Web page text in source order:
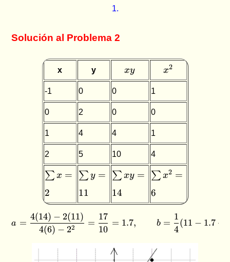
1.
Solución al Problema 2
x y xy
xy x^2
x2
-1 0 0 1
0 2 0 0
1 4 4 1
2 5 10 4
\sum
x=2
∑ x =
2
\sum
y=11
∑ y =
11
\sum
xy=14
∑ xy =
14
\sum
x^2=6
∑ x2 =
6
a=\frac{4(14)-
a =
4(6) − 22
4(14) − 2(11)
=
10
17
= 1.7, b =
4
1
(11 − 1.7 ⋅